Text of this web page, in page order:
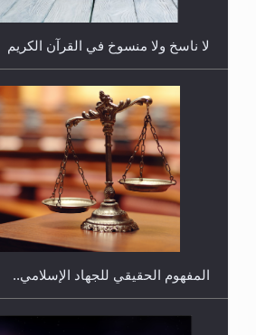
هل يجوز فتح مشروع كوافير نسائي
المحجبات؟
لا ناسخ ولا منسوخ في القرآن الكريم
المفهوم الحقيقي للجهاد الإسلامي..